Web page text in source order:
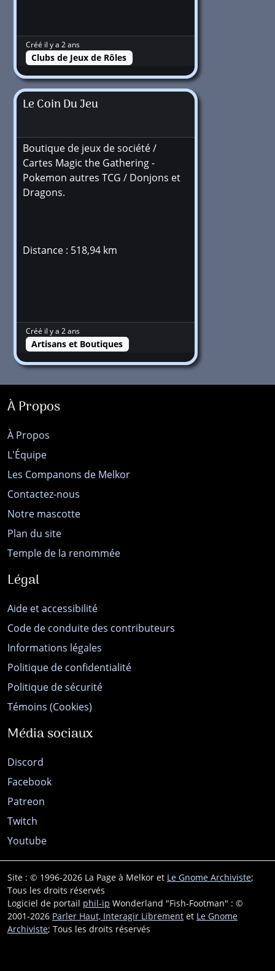
Créé il y a 2 ans
Clubs de Jeux de Rôles
Le Coin Du Jeu
Boutique de jeux de société /
Cartes Magic the Gathering -
Pokemon autres TCG / Donjons et
Dragons.
Distance : 518,94 km
Créé il y a 2 ans
Artisans et Boutiques
À Propos
À Propos
L'Équipe
Les Companons de Melkor
Contactez-nous
Notre mascotte
Plan du site
Temple de la renommée
Légal
Aide et accessibilité
Code de conduite des contributeurs
Informations légales
Politique de confidentialité
Politique de sécurité
Témoins (Cookies)
Média sociaux
Discord
Facebook
Patreon
Twitch
Youtube
Site : © 1996-2026 La Page à Melkor et Le Gnome Archiviste;
Tous les droits réservés
Logiciel de portail phil-ip Wonderland "Fish-Footman" : ©
2001-2026 Parler Haut, Interagir Librement et Le Gnome
Archiviste; Tous les droits réservés